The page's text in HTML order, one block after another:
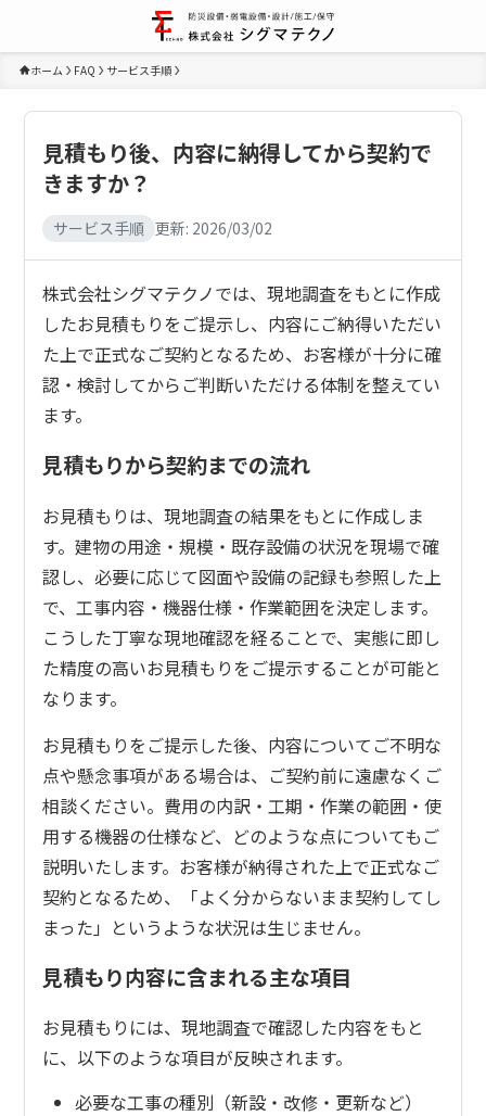
ホーム FAQ サービス手順
見積もり後、内容に納得してから契約で
きますか？
サービス手順 更新: 2026/03/02
株式会社シグマテクノでは、現地調査をもとに作成
したお見積もりをご提示し、内容にご納得いただい
た上で正式なご契約となるため、お客様が十分に確
認・検討してからご判断いただける体制を整えてい
ます。
見積もりから契約までの流れ
お見積もりは、現地調査の結果をもとに作成しま
す。建物の用途・規模・既存設備の状況を現場で確
認し、必要に応じて図面や設備の記録も参照した上
で、工事内容・機器仕様・作業範囲を決定します。
こうした丁寧な現地確認を経ることで、実態に即し
た精度の高いお見積もりをご提示することが可能と
なります。
お見積もりをご提示した後、内容についてご不明な
点や懸念事項がある場合は、ご契約前に遠慮なくご
相談ください。費用の内訳・工期・作業の範囲・使
用する機器の仕様など、どのような点についてもご
説明いたします。お客様が納得された上で正式なご
契約となるため、「よく分からないまま契約してし
まった」というような状況は生じません。
見積もり内容に含まれる主な項目
お見積もりには、現地調査で確認した内容をもと
に、以下のような項目が反映されます。
必要な工事の種別（新設・改修・更新など）